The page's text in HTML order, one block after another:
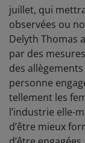
juillet, qui
observées ou
Delyth Thomas
par des
des
personne
tellement les
l’industrie elle-
d’être mieux